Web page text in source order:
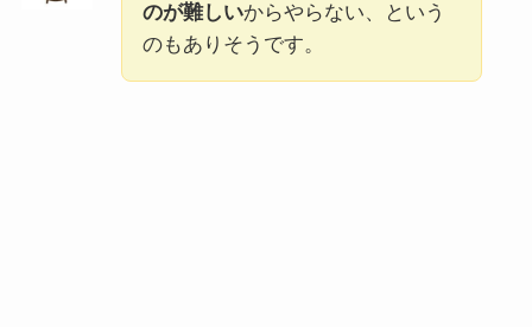
のが難しいからやらない、という
のもありそうです。